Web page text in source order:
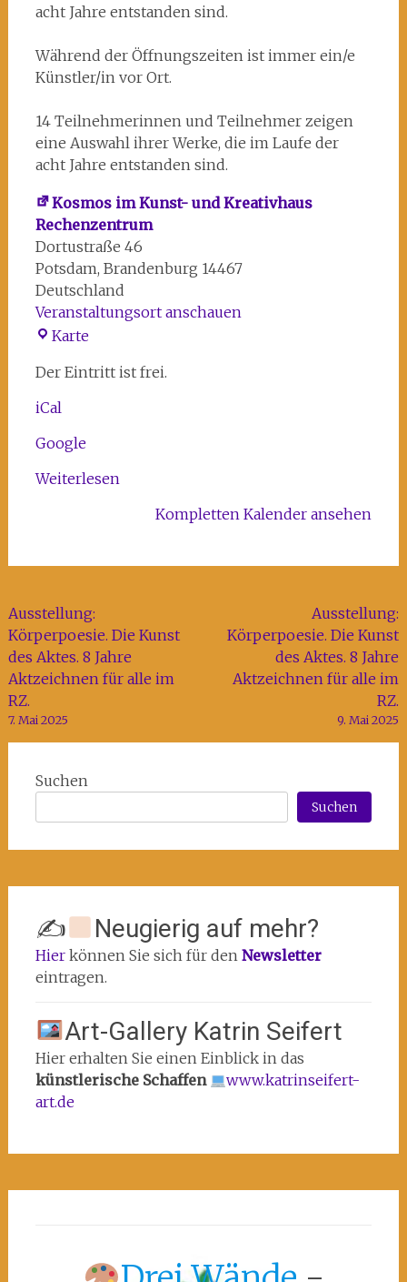
8
Aktzeichnen
für
im
RZ.
acht Jahre entstanden sind.
Während der Öffnungszeiten ist immer ein/e
Künstler/in vor Ort.
14 Teilnehmerinnen und Teilnehmer zeigen
eine Auswahl ihrer Werke, die im Laufe der
acht Jahre entstanden sind.
Kosmos im Kunst- und Kreativhaus
Rechenzentrum
Dortustraße 46
Potsdam, Brandenburg 14467
Deutschland
Veranstaltungsort anschauen
KarteKosmos
Kunst-
Der Eintritt ist frei.
iCal
Google
Weiterlesen
Kompletten Kalender ansehen
Beitragsnavigation
Ausstellung:
Körperpoesie. Die Kunst
des Aktes. 8 Jahre
Aktzeichnen für alle im
RZ.
7. Mai 2025
Ausstellung:
Körperpoesie. Die Kunst
des Aktes. 8 Jahre
Aktzeichnen für alle im
RZ.
9. Mai 2025
Suchen
Suchen
✍ Neugierig auf mehr?
Hierkönnen Sie sich für den Newsletter
eintragen.
Art-Gallery Katrin Seifert
Hier erhalten Sie einen Einblick in das
künstlerische Schaffen
www.katrinseifert-
art.de